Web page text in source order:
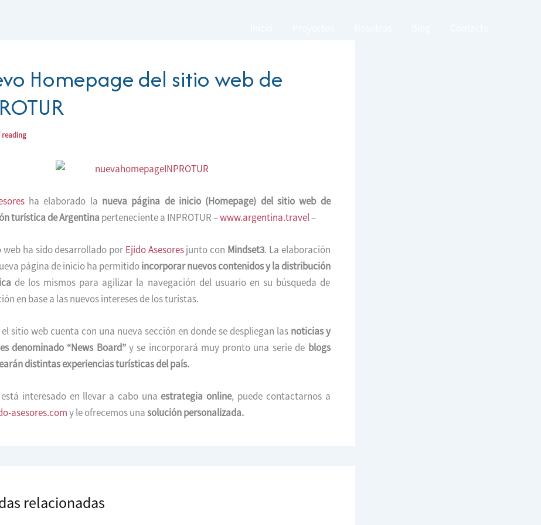
Homepage del sitio web de
reading
ha elaborado la nueva página de inicio (Homepage) del sitio web de
turística de Argentina perteneciente a INPROTUR –www.argentina.travel–
web ha sido desarrollado por Ejido Asesoresjunto con Mindset3. La elaboración
página de inicio ha permitidoincorporar nuevos contenidos y la distribución
de los mismos para agilizar la navegación del usuario en su búsqueda de
en base a las nuevos intereses de los turistas.
sitio web cuenta con una nueva sección en donde se despliegan las noticias y
denominado “News Board”y se incorporará muy pronto una serie de blogs
distintas experiencias turísticas del país.
interesado en llevar a cabo una estrategia online, puede contactarnos a
asesores.comy le ofrecemos unasolución personalizada.
relacionadas